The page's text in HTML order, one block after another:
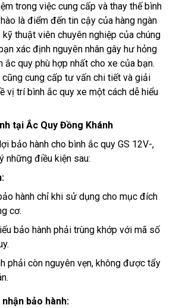
trong việc cung cấp và thay thế bình
là điểm đến tin cậy của hàng ngàn
kỹ thuật viên chuyên nghiệp của chúng
xác định nguyên nhân gây hư hỏng
ắc quy phù hợp nhất cho xe của bạn.
cung cấp tư vấn chi tiết và giải
vị trí bình ắc quy xe một cách dễ hiểu
tại Ắc Quy Đồng Khánh
bảo hành cho bình ắc quy GS 12V-,
những điều kiện sau:
hành chỉ khi sử dụng cho mục đích
cơ.
bảo hành phải trùng khớp với mã số
phải còn nguyên vẹn, không được tẩy
bảo hành: